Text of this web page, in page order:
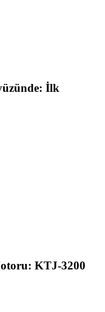
İlk
KTJ-3200